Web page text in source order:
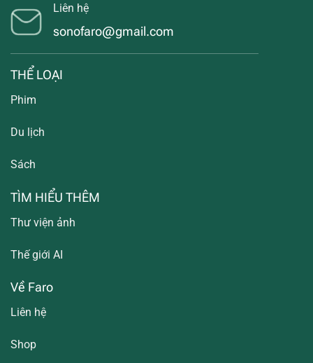
Liên hệ
sonofaro@gmail.com
THỂ LOẠI
Phim
Du lịch
Sách
TÌM HIỂU THÊM
Thư viện ảnh
Thế giới AI
Về Faro
Liên hệ
Shop